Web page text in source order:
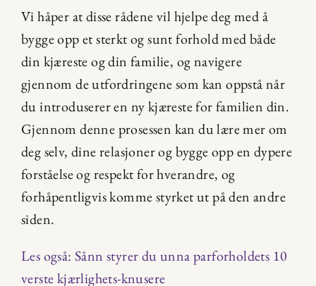
Vi håper at disse rådene vil hjelpe deg med å
bygge opp et sterkt og sunt forhold med både
din kjæreste og din familie, og navigere
gjennom de utfordringene som kan oppstå når
du introduserer en ny kjæreste for familien din.
Gjennom denne prosessen kan du lære mer om
deg selv, dine relasjoner og bygge opp en dypere
forståelse og respekt for hverandre, og
forhåpentligvis komme styrket ut på den andre
siden.
Les også: Sånn styrer du unna parforholdets 10
verste kjærlighets-knusere